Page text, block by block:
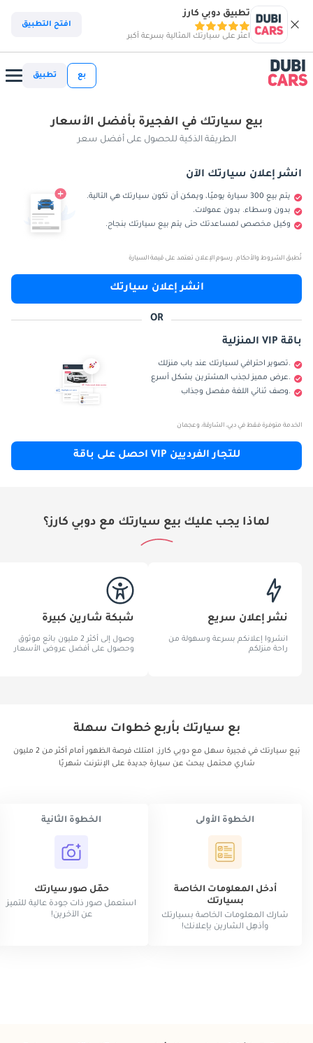
تطبيق دوبي كارز
اعثر على سيارتك المثالية بسرعة أكبر
افتح التطبيق
بع تطبيق
بيع سيارتك في الفجيرة بأفضل الأسعار
الطريقة الذكية للحصول على أفضل سعر
انشر إعلان سيارتك الآن
يتم بيع 300 سيارة يوميًا، ويمكن أن تكون سيارتك هي التالية.
بدون وسطاء. بدون عمولات.
وكيل مخصص لمساعدتك حتى يتم بيع سيارتك بنجاح.
تُطبق الشروط والأحكام. رسوم الإعلان تعتمد على قيمة السيارة
انشر إعلان سيارتك
OR
باقة VIP المنزلية
.تصوير احترافي لسيارتك عند باب منزلك
.عرض مميز لجذب المشترين بشكل أسرع
.وصف ثنائي اللغة مفصل وجذاب
الخدمة متوفرة فقط في دبي، الشارقة، وعجمان
للتجار الفرديين VIP احصل على باقة
لماذا يجب عليك بيع سيارتك مع دوبي كارز؟
نشر إعلان سريع
انشروا إعلانكم بسرعة وسهولة من
راحة منزلكم
شبكة شارين كبيرة
وصول إلى أكثر 2 مليون بائع موثوق
وحصول على أفضل عروض الأسعار
بع سيارتك بأربع خطوات سهلة
بَيع سيارتك في فجيرة سهل مع دوبي كارز. امتلك فرصة الظهور أمام أكثر من 2 مليون
شاري محتمل يبحث عن سيارة جديدة على الإنترنت شهريًا
الخطوة الأولى
أدخل المعلومات الخاصة
بسيارتك
شارك المعلومات الخاصة بسيارتك
وأذهِل الشارين بإعلانك!
الخطوة الثانية
حمّل صور سيارتك
استعمل صور ذات جودة عالية للتميز
عن الآخرين!